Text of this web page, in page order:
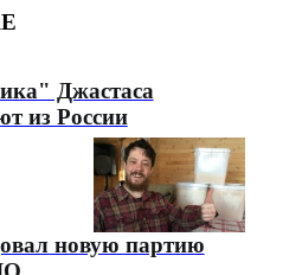
Джастаса
из России
новую партию